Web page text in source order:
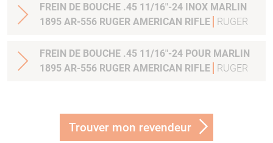
FREIN DE BOUCHE .45 11/16"-24 INOX MARLIN
1895 AR-556 RUGER AMERICAN RIFLE
RUGER
FREIN DE BOUCHE .45 11/16"-24 POUR MARLIN
1895 AR-556 RUGER AMERICAN RIFLE
RUGER
Trouver mon revendeur